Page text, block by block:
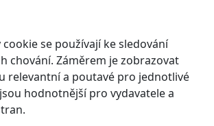
se používají ke sledování
chování. Záměrem je zobrazovat
relevantní a poutavé pro jednotlivé
hodnotnější pro vydavatele a